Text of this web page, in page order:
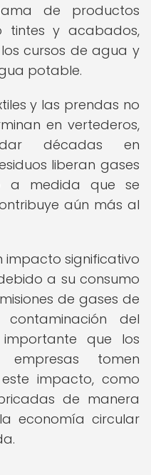
de productos
tintes y acabados,
cursos de agua y
potable.
y las prendas no
en vertederos,
décadas en
liberan gases
a medida que se
aún más al
impacto significativo
a su consumo
de gases de
del
que los
tomen
impacto, como
de manera
economía circular